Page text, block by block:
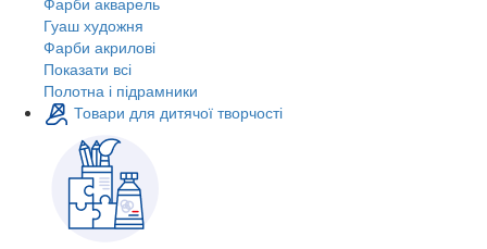
Гуаш художня
Фарби акрилові
Показати всі
Полотна і підрамники
Товари для дитячої творчості